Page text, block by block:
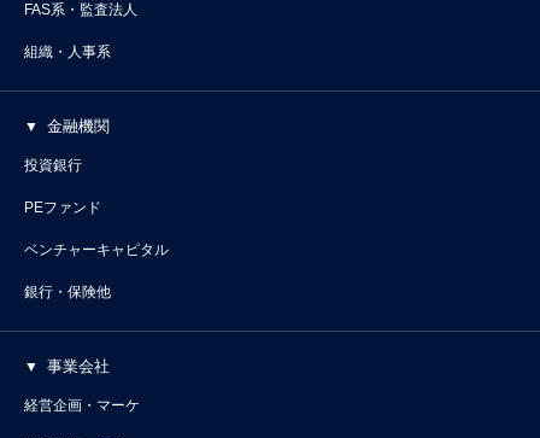
FAS系・監査法人
組織・人事系
金融機関
投資銀行
PEファンド
ベンチャーキャピタル
銀行・保険他
事業会社
経営企画・マーケ